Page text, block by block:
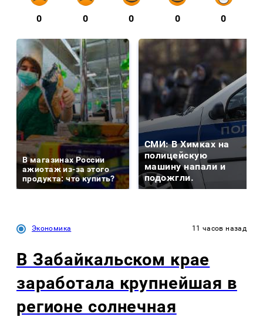
0 0 0 0 0
В магазинах России
ажиотаж из-за этого
продукта: что купить?
СМИ: В Химках на
полицейскую
машину напали и
подожгли.
Экономика 11 часов назад
В Забайкальском крае
заработала крупнейшая в
регионе солнечная